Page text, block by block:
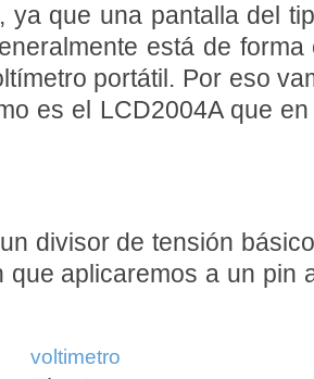
que una pantalla del
está de
portátil. Por eso
es el LCD2004A que
divisor de tensión
aplicaremos a un pin